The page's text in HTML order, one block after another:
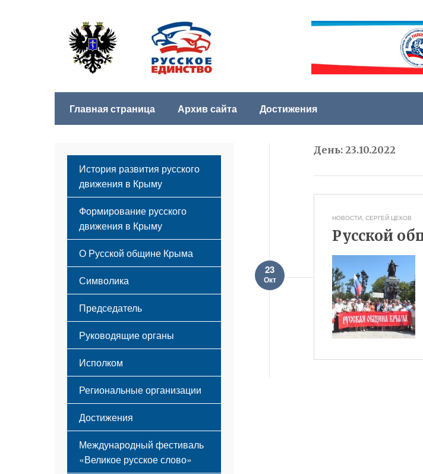
Главная страница Архив сайта Достижения
День:23.10.2022
НОВОСТИ,СЕРГЕЙ ЦЕКОВ
Русской
23
Окт
История развития русского
движения в Крыму
Формирование русского
движения в Крыму
Русский Крым
О Русской общине Крыма
Этапы становления
Принципы деятельности
Структура
Мероприятия
Символика
Флаг
Герб
Гимн
Председатель
Руководящие органы
Исполком
Региональные организации
Достижения
Международный фестиваль
«Великое русское слово»